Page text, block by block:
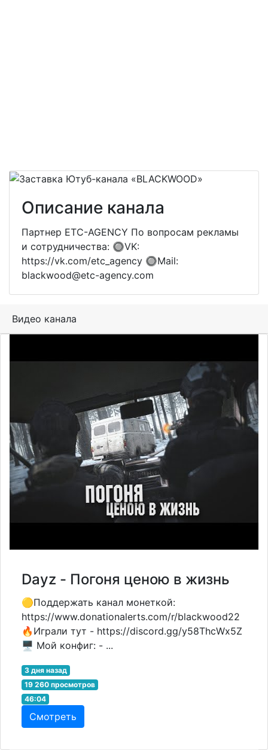
Описание канала
Партнер ETC-AGENCY По вопросам рекламы
и сотрудничества: 🔘VK:
https://vk.com/etc_agency 🔘Mail:
blackwood@etc-agency.com
Видео канала
Dayz - Погоня ценою в жизнь
🟡Поддержать канал монеткой:
https://www.donationalerts.com/r/blackwood22
🔥Играли тут - https://discord.gg/y58ThcWx5Z
🖥 Мой конфиг: - ...
3 дня назад
19 260 просмотров
46:04
Смотреть